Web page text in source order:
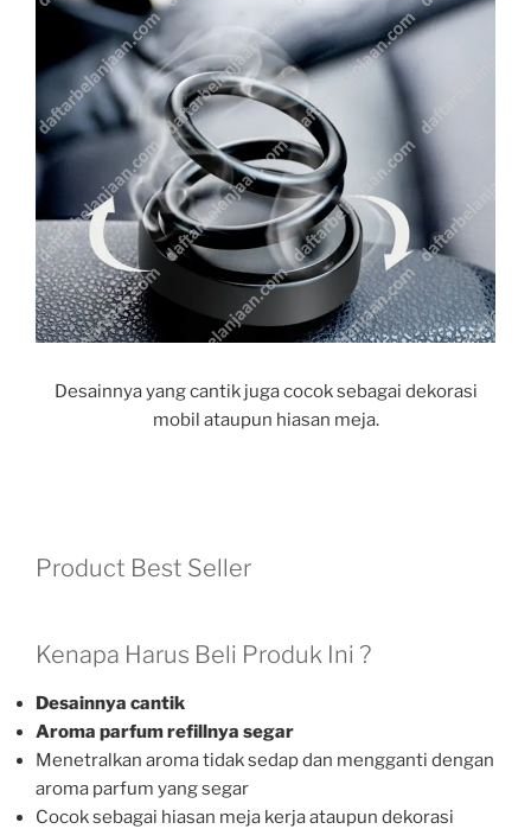
Desainnya yang cantik juga cocok sebagai dekorasi
mobil ataupun hiasan meja.
Product Best Seller
Kenapa Harus Beli Produk Ini ?
Desainnya cantik
Aroma parfum refillnya segar
Menetralkan aroma tidak sedap dan mengganti dengan
aroma parfum yang segar
Cocok sebagai hiasan meja kerja ataupun dekorasi